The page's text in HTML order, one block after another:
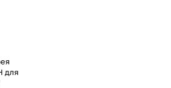
для